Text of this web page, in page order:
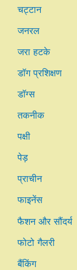
चट्टान
जनरल
जरा हटके
डॉग प्रशिक्षण
डॉग्स
तकनीक
पक्षी
पेड़
प्राचीन
फाइनेंस
फैशन और सौंदर्य
फोटो गैलरी
बैंकिंग